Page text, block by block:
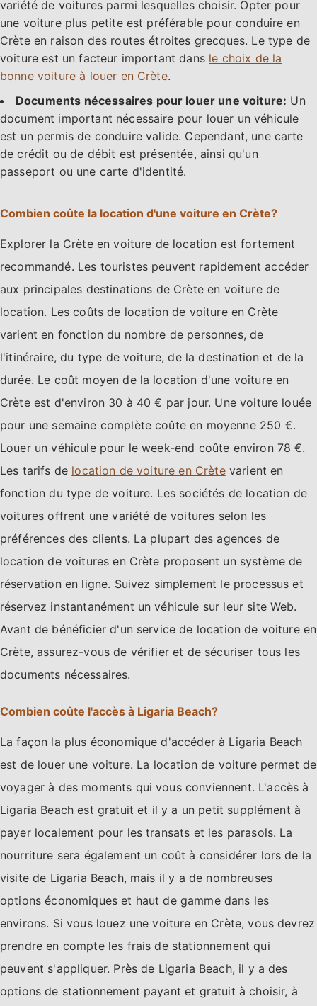
variété de voitures parmi lesquelles choisir. Opter pour
une voiture plus petite est préférable pour conduire en
Crète en raison des routes étroites grecques. Le type de
voiture est un facteur important dans le choix de la
bonne voiture à louer en Crète.
Documents nécessaires pour louer une voiture: Un
document important nécessaire pour louer un véhicule
est un permis de conduire valide. Cependant, une carte
de crédit ou de débit est présentée, ainsi qu'un
passeport ou une carte d'identité.
Combien coûte la location d'une voiture en Crète?
Explorer la Crète en voiture de location est fortement
recommandé. Les touristes peuvent rapidement accéder
aux principales destinations de Crète en voiture de
location. Les coûts de location de voiture en Crète
varient en fonction du nombre de personnes, de
l'itinéraire, du type de voiture, de la destination et de la
durée. Le coût moyen de la location d'une voiture en
Crète est d'environ 30 à 40 € par jour. Une voiture louée
pour une semaine complète coûte en moyenne 250 €.
Louer un véhicule pour le week-end coûte environ 78 €.
Les tarifs de location de voiture en Crètevarient en
fonction du type de voiture. Les sociétés de location de
voitures offrent une variété de voitures selon les
préférences des clients. La plupart des agences de
location de voitures en Crète proposent un système de
réservation en ligne. Suivez simplement le processus et
réservez instantanément un véhicule sur leur site Web.
Avant de bénéficier d'un service de location de voiture en
Crète, assurez-vous de vérifier et de sécuriser tous les
documents nécessaires.
Combien coûte l'accès à Ligaria Beach?
La façon la plus économique d'accéder à Ligaria Beach
est de louer une voiture. La location de voiture permet de
voyager à des moments qui vous conviennent. L'accès à
Ligaria Beach est gratuit et il y a un petit supplément à
payer localement pour les transats et les parasols. La
nourriture sera également un coût à considérer lors de la
visite de Ligaria Beach, mais il y a de nombreuses
options économiques et haut de gamme dans les
environs. Si vous louez une voiture en Crète, vous devrez
prendre en compte les frais de stationnement qui
peuvent s'appliquer. Près de Ligaria Beach, il y a des
options de stationnement payant et gratuit à choisir, à